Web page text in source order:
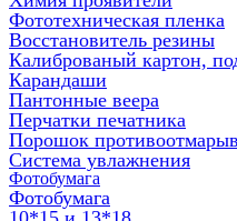
Фототехническая пленка
Восстановитель резины
Калиброваный картон,
Карандаши
Пантонные веера
Перчатки печатника
Порошок
Система увлажнения
Фотобумага
Фотобумага